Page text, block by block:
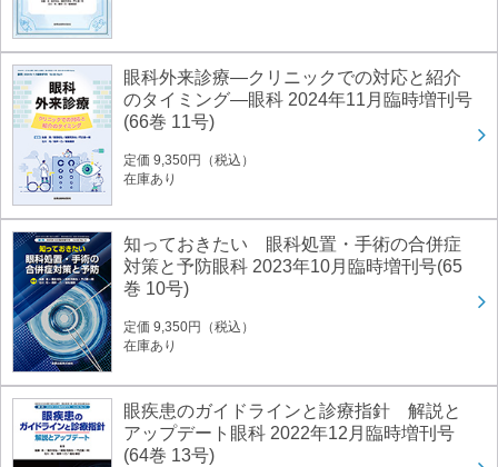
眼科外来診療―クリニックでの対応と紹介
のタイミング―眼科 2024年11月臨時増刊号
(66巻 11号)
定価 9,350円（税込）
在庫あり
知っておきたい 眼科処置・手術の合併症
対策と予防眼科 2023年10月臨時増刊号(65
巻 10号)
定価 9,350円（税込）
在庫あり
眼疾患のガイドラインと診療指針 解説と
アップデート眼科 2022年12月臨時増刊号
(64巻 13号)